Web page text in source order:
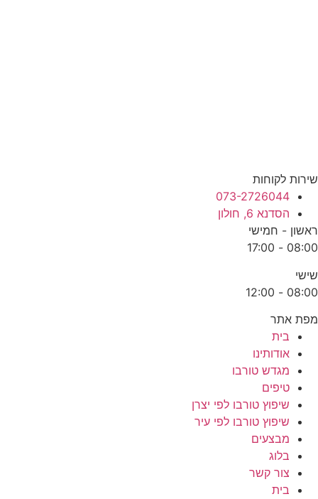
שירות לקוחות
073-2726044
הסדנא 6, חולון
ראשון - חמישי
08:00 - 17:00
שישי
08:00 - 12:00
מפת אתר
בית
אודותינו
מגדש טורבו
טיפים
שיפוץ טורבו לפי יצרן
שיפוץ טורבו לפי עיר
מבצעים
בלוג
צור קשר
בית